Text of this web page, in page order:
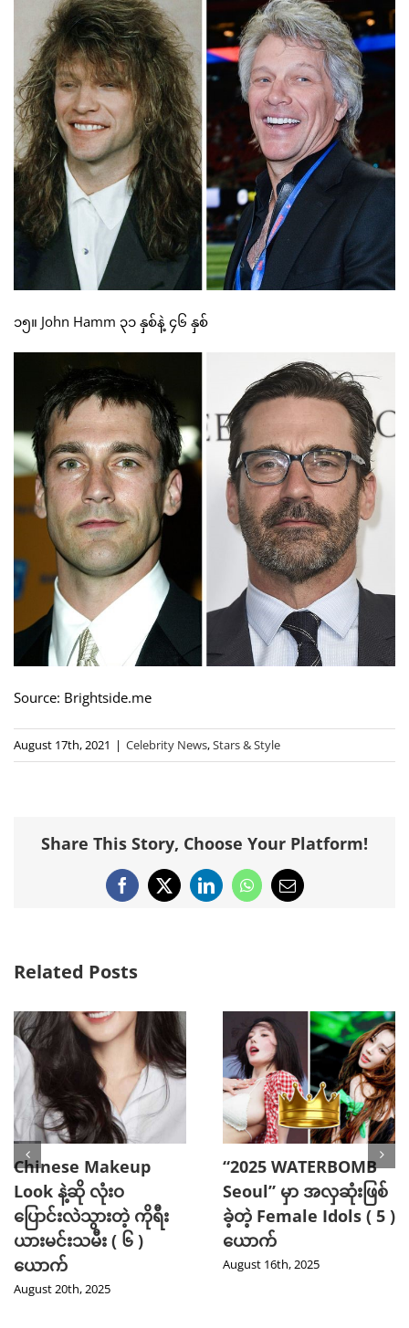
၁၅။ John Hamm ၃၁ နှစ်နဲ့ ၄၆ နှစ်
Source: Brightside.me
August 17th, 2021 | Celebrity News,Stars & Style
Share This Story, Choose Your Platform!
Facebook
X LinkedInWhatsApp
Email
Related Posts
“2025 WATERBOMB
Seoul” မှာ Handsome
အဖြစ်ဆုံး Top Stars ( ၅
) ယောက်
August 11th, 2025
ပြီးပြည့်စုံတဲ့ခန္ဓာကိုယ်ကို
ရရှိစေဖို့ Vicky
Kaushal ပြောပြတဲ့
Workout Tips များ
August 4th, 2025